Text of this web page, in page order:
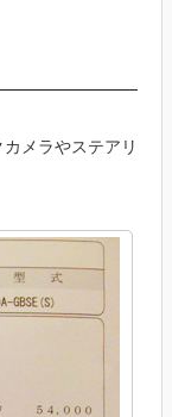
メラやステアリ